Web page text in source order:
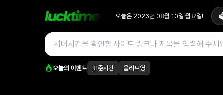
오늘은 2026년 08월 10일 월요일!
오늘의 이벤트 표준시간 올리브영